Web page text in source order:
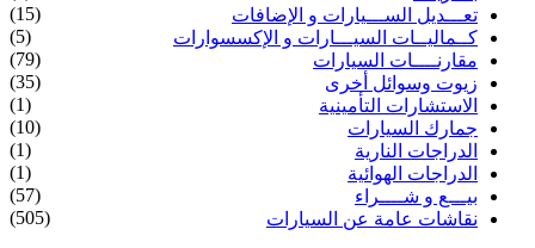
تعـــديل الســـيارات و الإضافات
(15)
كــماليــات السيـــارات و الإكسسوارات
(5)
مقارنــــات السيارات
(79)
زيوت وسوائل أخرى
(35)
الاستشارات التأمينية
(1)
جمارك السيارات
(10)
الدراجات النارية
(1)
الدراجات الهوائية
(1)
بيـــع و شــــراء
(57)
نقاشات عامة عن السيارات
(505)